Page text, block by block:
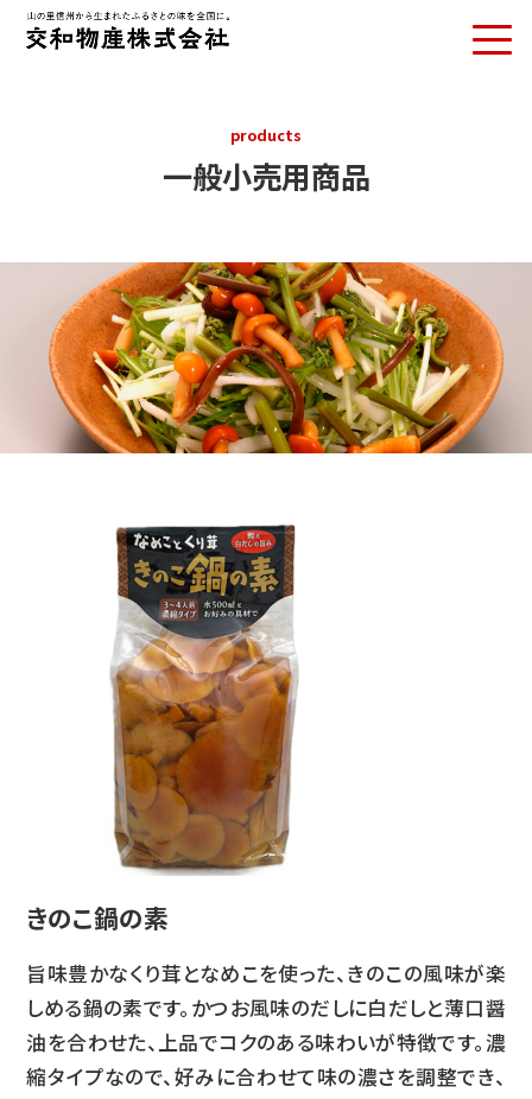
products
一般小売用商品
きのこ鍋の素
旨味豊かなくり茸となめこを使った、きのこの風味が楽
しめる鍋の素です。かつお風味のだしに白だしと薄口醤
油を合わせた、上品でコクのある味わいが特徴です。濃
縮タイプなので、好みに合わせて味の濃さを調整でき、